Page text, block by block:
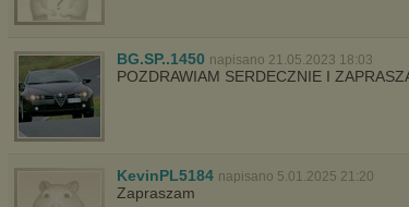
BG.SP..1450 napisano 21.05.2023 18:03
POZDRAWIAM SERDECZNIE I
KevinPL5184 napisano 5.01.2025 21:20
Zapraszam